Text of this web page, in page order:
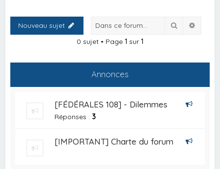
Nouveau sujet Rechercher
0 sujet • Page 1 sur 1
Annonces
[FÉDÉRALES 108] - Dilemmes
Réponses : 3
[IMPORTANT] Charte du forum